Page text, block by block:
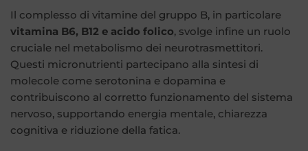
Il complesso di vitamine del gruppo B, in particolare
vitamina B6, B12 e acido folico, svolge infine un ruolo
cruciale nel metabolismo dei neurotrasmettitori.
Questi micronutrienti partecipano alla sintesi di
molecole come serotonina e dopamina e
contribuiscono al corretto funzionamento del sistema
nervoso, supportando energia mentale, chiarezza
cognitiva e riduzione della fatica.